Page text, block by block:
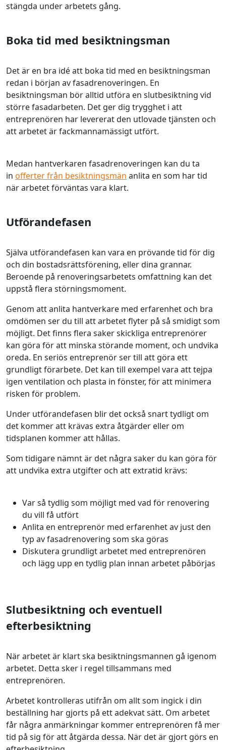
stängda under arbetets gång.
Boka tid med besiktningsman
Det är en bra idé att boka tid med en besiktningsman
redan i början av fasadrenoveringen. En
besiktningsman bör alltid utföra en slutbesiktning vid
större fasadarbeten. Det ger dig trygghet i att
entreprenören har levererat den utlovade tjänsten och
att arbetet är fackmannamässigt utfört.
Medan hantverkaren fasadrenoveringen kan du ta
in offerter från besiktningsmän anlita en som har tid
när arbetet förväntas vara klart.
Utförandefasen
Själva utförandefasen kan vara en prövande tid för dig
och din bostadsrättsförening, eller dina grannar.
Beroende på renoveringsarbetets omfattning kan det
uppstå flera störningsmoment.
Genom att anlita hantverkare med erfarenhet och bra
omdömen ser du till att arbetet flyter på så smidigt som
möjligt. Det finns flera saker skickliga entreprenörer
kan göra för att minska störande moment, och undvika
oreda. En seriös entreprenör ser till att göra ett
grundligt förarbete. Det kan till exempel vara att tejpa
igen ventilation och plasta in fönster, för att minimera
risken för problem.
Under utförandefasen blir det också snart tydligt om
det kommer att krävas extra åtgärder eller om
tidsplanen kommer att hållas.
Som tidigare nämnt är det några saker du kan göra för
att undvika extra utgifter och att extratid krävs:
Var så tydlig som möjligt med vad för renovering
du vill få utfört
Anlita en entreprenör med erfarenhet av just den
typ av fasadrenovering som ska göras
Diskutera grundligt arbetet med entreprenören
och lägg upp en tydlig plan innan arbetet påbörjas
Slutbesiktning och eventuell
efterbesiktning
När arbetet är klart ska besiktningsmannen gå igenom
arbetet. Detta sker i regel tillsammans med
entreprenören.
Arbetet kontrolleras utifrån om allt som ingick i din
beställning har gjorts på ett adekvat sätt. Om arbetet
får några anmärkningar kommer entreprenören få mer
tid på sig för att åtgärda dessa. När det är gjort görs en